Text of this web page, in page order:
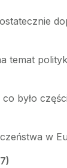
temat
było
w